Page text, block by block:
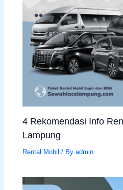
4 Rekomendasi Info
Lampung
Rental Mobil / Byadmin